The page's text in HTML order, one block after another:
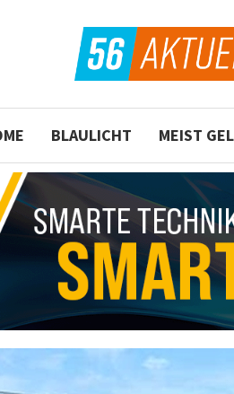
BLAULICHT MEIST